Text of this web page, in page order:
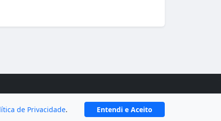
de Privacidade. Entendi e Aceito